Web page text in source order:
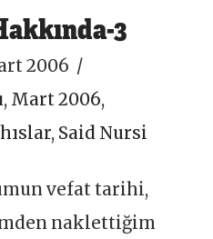
3
2006
, Mart 2006,
, Said Nursi
vefat tarihi,
naklettiğim